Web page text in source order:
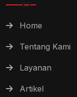
Home
Tentang Kami
Layanan
Artikel